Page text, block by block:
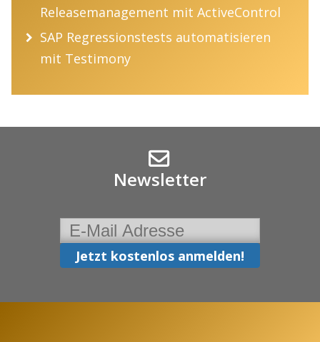
Releasemanagement mit ActiveControl
SAP Regressionstests automatisieren
mit Testimony
Newsletter